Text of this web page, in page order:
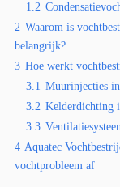
1.2
2 Waarom is
belangrijk?
3 Hoe werkt
3.1 Muurinjecties
3.2 Kelderdichting
3.3
4 Aquatec
vochtprobleem af